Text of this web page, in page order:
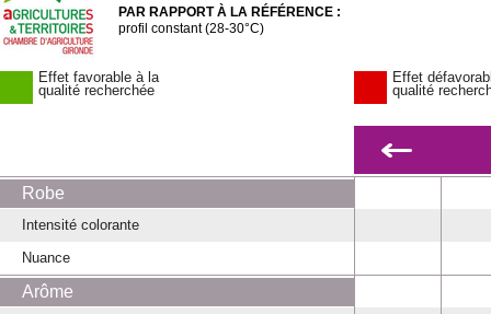
PAR RAPPORT À LA RÉFÉRENCE :
profil constant (28-30°C)
Effet favorable à la
qualité recherchée
Effet
qualité
Robe
Intensité colorante
Nuance
Arôme